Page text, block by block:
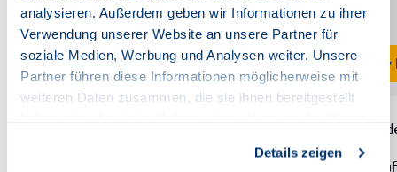
analysieren. Außerdem geben wir Informationen zu ihrer
Verwendung unserer Website an unsere Partner für
soziale Medien, Werbung und Analysen weiter. Unsere
Partner führen diese Informationen möglicherweise mit
weiteren Daten zusammen, die sie ihnen bereitgestellt
Details zeigen
pro Monat 14,95 €
waipu.tv buchen waipu.tv
Std.